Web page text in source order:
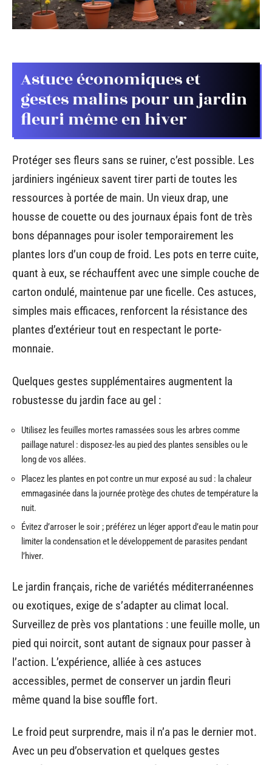
Astuce économiques et
gestes malins pour un jardin
fleuri même en hiver
Protéger ses fleurs sans se ruiner, c’est possible. Les
jardiniers ingénieux savent tirer parti de toutes les
ressources à portée de main. Un vieux drap, une
housse de couette ou des journaux épais font de très
bons dépannages pour isoler temporairement les
plantes lors d’un coup de froid. Les pots en terre cuite,
quant à eux, se réchauffent avec une simple couche de
carton ondulé, maintenue par une ficelle. Ces astuces,
simples mais efficaces, renforcent la résistance des
plantes d’extérieur tout en respectant le porte-
monnaie.
Quelques gestes supplémentaires augmentent la
robustesse du jardin face au gel :
Utilisez les feuilles mortes ramassées sous les arbres comme
paillage naturel : disposez-les au pied des plantes sensibles ou le
long de vos allées.
Placez les plantes en pot contre un mur exposé au sud : la chaleur
emmagasinée dans la journée protège des chutes de température la
nuit.
Évitez d’arroser le soir ; préférez un léger apport d’eau le matin pour
limiter la condensation et le développement de parasites pendant
l’hiver.
Le jardin français, riche de variétés méditerranéennes
ou exotiques, exige de s’adapter au climat local.
Surveillez de près vos plantations : une feuille molle, un
pied qui noircit, sont autant de signaux pour passer à
l’action. L’expérience, alliée à ces astuces
accessibles, permet de conserver un jardin fleuri
même quand la bise souffle fort.
Le froid peut surprendre, mais il n’a pas le dernier mot.
Avec un peu d’observation et quelques gestes